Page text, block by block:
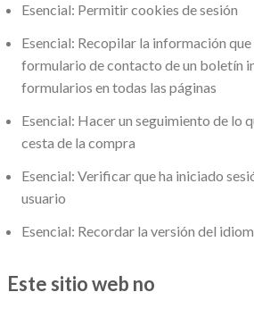
Esencial: Permitir cookies de sesión
Esencial: Recopilar la información
formulario de contacto de un boletín
formularios en todas las páginas
Esencial: Hacer un seguimiento de lo
cesta de la compra
Esencial: Verificar que ha iniciado
usuario
Esencial: Recordar la versión del
Este sitio web no